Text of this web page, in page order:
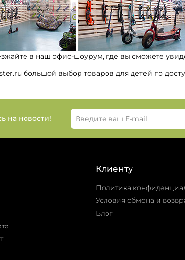
в наш офис-шоурум, где вы сможете
большой выбор товаров для детей по
на новости!
Клиенту
Политика
Условия обмена и
Блог